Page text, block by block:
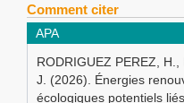
Comment citer
APA
RODRIGUEZ PEREZ,
J. (2026). Énergies
écologiques potentiels